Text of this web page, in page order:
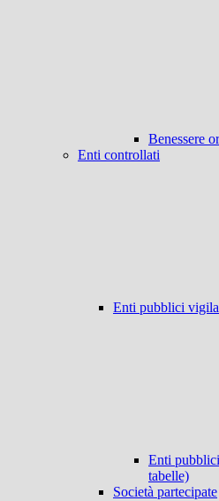
Benessere
Enti controllati
Enti pubblici
Enti
tabelle)
Società partecipate